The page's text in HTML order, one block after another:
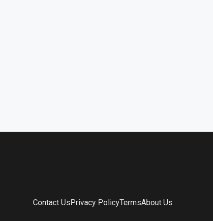
Contact UsPrivacy PolicyTermsAbout Us